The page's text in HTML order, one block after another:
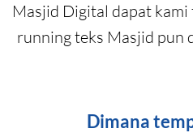
Masjid Digital dapat kami
running teks Masjid pun
Dimana